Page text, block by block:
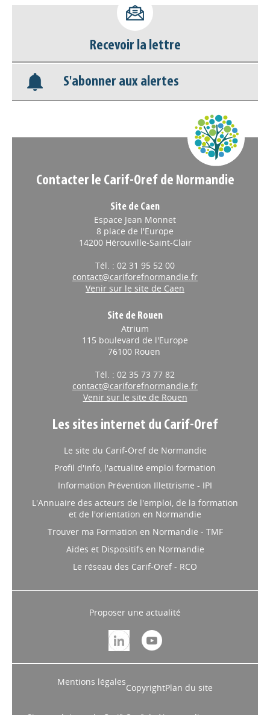
déconnecter)
Base documentaire
Nos veilles Scoop.it
Recevoir la lettre
S'abonner aux alertes
Contacter le Carif-Oref de Normandie
Site de Caen
Espace Jean Monnet
8 place de l'Europe
14200 Hérouville-Saint-Clair
Tél. : 02 31 95 52 00
contact@cariforefnormandie.fr
Venir sur le site de Caen
Site de Rouen
Atrium
115 boulevard de l'Europe
76100 Rouen
Tél. : 02 35 73 77 82
contact@cariforefnormandie.fr
Venir sur le site de Rouen
Les sites internet du Carif-Oref
Le site du Carif-Oref de Normandie
Profil d'info, l'actualité emploi formation
Information Prévention Illettrisme - IPI
L'Annuaire des acteurs de l'emploi, de la formation
et de l'orientation en Normandie
Trouver ma Formation en Normandie - TMF
Aides et Dispositifs en Normandie
Le réseau des Carif-Oref - RCO
Proposer une actualité
Mentions légales
CopyrightPlan du site